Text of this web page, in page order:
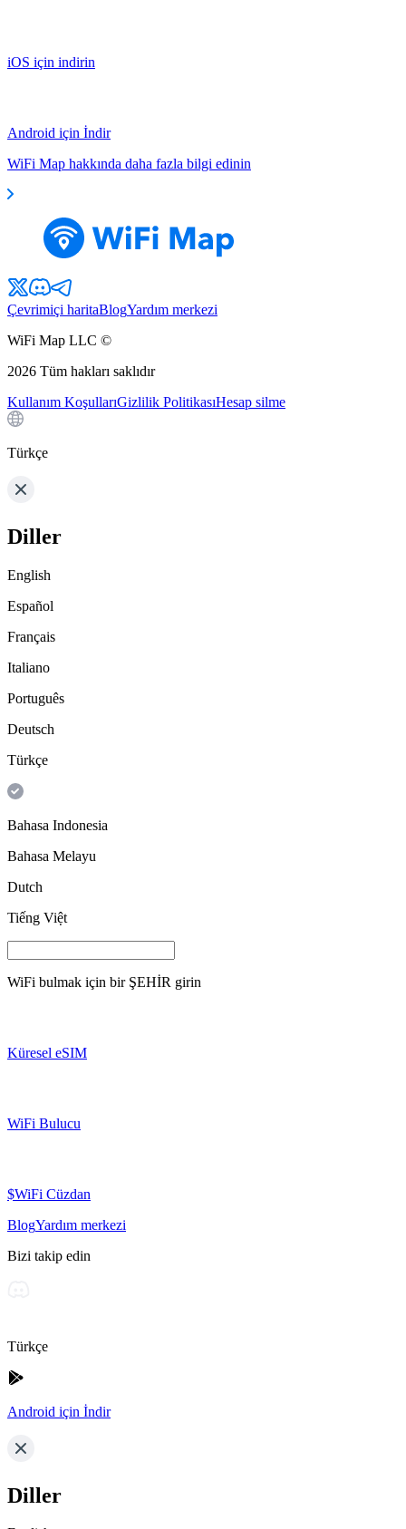
iOS için indirin
Android için İndir
WiFi Map hakkında daha fazla bilgi edinin
Çevrimiçi haritaBlogYardım merkezi
WiFi Map LLC ©
2026 Tüm hakları saklıdır
Kullanım KoşullarıGizlilik PolitikasıHesap silme
Türkçe
Diller
English
Español
Français
Italiano
Português
Deutsch
Türkçe
Bahasa Indonesia
Bahasa Melayu
Dutch
Tiếng Việt
WiFi bulmak için bir ŞEHİR girin
Küresel eSIM
WiFi Bulucu
$WiFi Cüzdan
BlogYardım merkezi
Bizi takip edin
Türkçe
Android için İndir
Diller